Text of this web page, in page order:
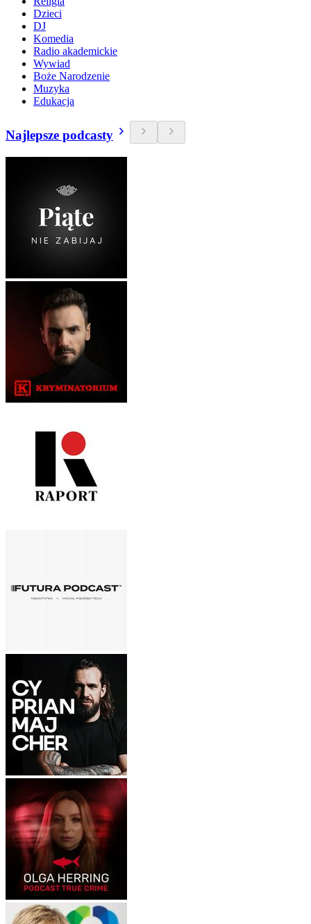
Dzieci
DJ
Komedia
Radio akademickie
Wywiad
Boże Narodzenie
Muzyka
Edukacja
Najlepsze podcasty